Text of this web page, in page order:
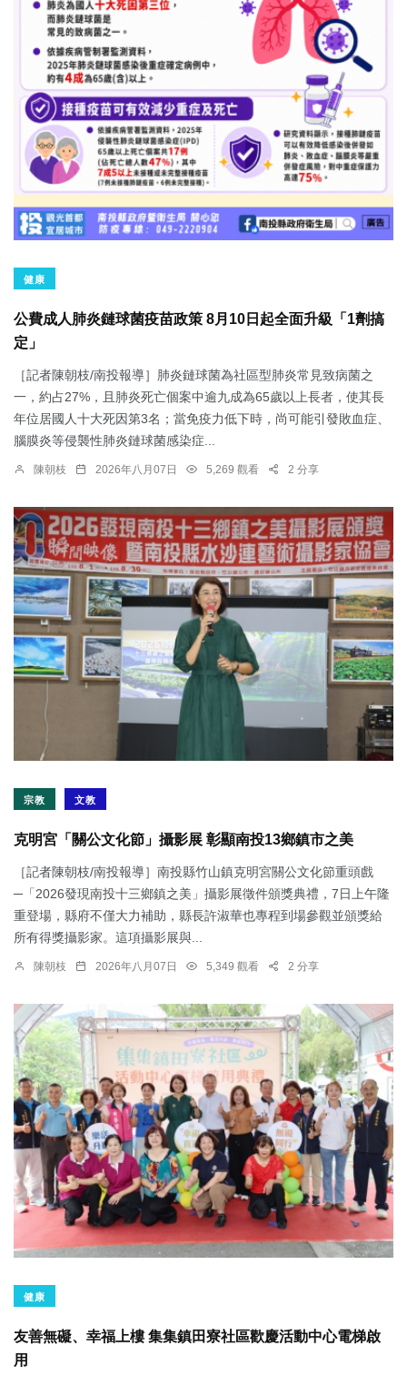
健康
公費成人肺炎鏈球菌疫苗政策 8月10日起全面升級「1劑搞
定」
［記者陳朝枝/南投報導］肺炎鏈球菌為社區型肺炎常見致病菌之
一，約占27%，且肺炎死亡個案中逾九成為65歲以上長者，使其長
年位居國人十大死因第3名；當免疫力低下時，尚可能引發敗血症、
腦膜炎等侵襲性肺炎鏈球菌感染症...
陳朝枝 2026年八月07日 5,269 觀看 2 分享
宗教 文教
克明宮「關公文化節」攝影展 彰顯南投13鄉鎮市之美
［記者陳朝枝/南投報導］南投縣竹山鎮克明宮關公文化節重頭戲
─「2026發現南投十三鄉鎮之美」攝影展徵件頒獎典禮，7日上午隆
重登場，縣府不僅大力補助，縣長許淑華也專程到場參觀並頒獎給
所有得獎攝影家。這項攝影展與...
陳朝枝 2026年八月07日 5,349 觀看 2 分享
健康
友善無礙、幸福上樓 集集鎮田寮社區歡慶活動中心電梯啟
用